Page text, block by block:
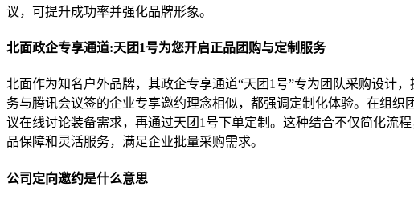
议，可提升成功率并强化品牌形象。
北面政企专享通道:天团1号为您开启正品团购与定制服务
北面作为知名户外品牌，其政企专享通道“天团1号”专为团队采购设计
务与腾讯会议签的企业专享邀约理念相似，都强调定制化体验。在组
议在线讨论装备需求，再通过天团1号下单定制。这种结合不仅简化流
品保障和灵活服务，满足企业批量采购需求。
公司定向邀约是什么意思